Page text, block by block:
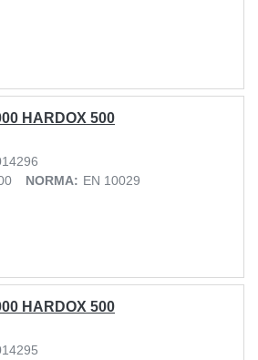
HARDOX 500
NORMA: EN 10029
HARDOX 500